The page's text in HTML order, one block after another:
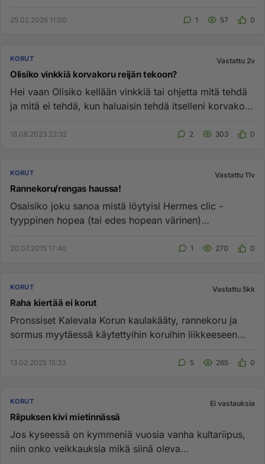
25.02.2026 11:00 1 57 0
KORUT Vastattu 2v
Olisiko vinkkiä korvakoru reijän tekoon?
Hei vaan Olisiko kellään vinkkiä tai ohjetta mitä tehdä
ja mitä ei tehdä, kun haluaisin tehdä itselleni korvakoru
18.08.2023 22:32 2 303 0
KORUT Vastattu 11v
Rannekoru/rengas haussa!
Osaisiko joku sanoa mistä löytyisi Hermes clic -
tyyppinen hopea (tai edes hopean värinen)
20.07.2015 17:40 1 270 0
KORUT Vastattu 5kk
Raha kiertää ei korut
Pronssiset Kalevala Korun kaulakääty, rannekoru ja
sormus myytäessä käytettyihin koruihin liikkeeseen
13.02.2025 15:33 5 265 0
KORUT Ei vastauksia
Riipuksen kivi mietinnässä
Jos kyseessä on kymmeniä vuosia vanha kultariipus,
niin onko veikkauksia mikä siinä oleva